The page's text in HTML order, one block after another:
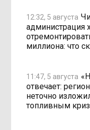
12:32, 5 августа
администрация
миллиона: что
11:47, 5 августа
отвечает:
неточно
топливным